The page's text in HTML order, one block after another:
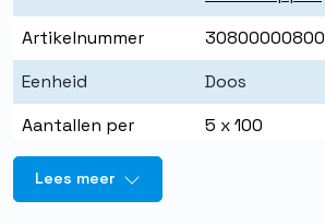
Artikelnummer
30800000800
Eenheid
Doos
Aantallen per
eenheid
5 x 100
Lees meer